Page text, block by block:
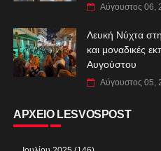
Αύγουστος 06,
Λευκή Νύχτα
και μοναδικές
Αυγούστου
Αύγουστος 05,
ΑΡΧΕΙΟ LESVOSPOST